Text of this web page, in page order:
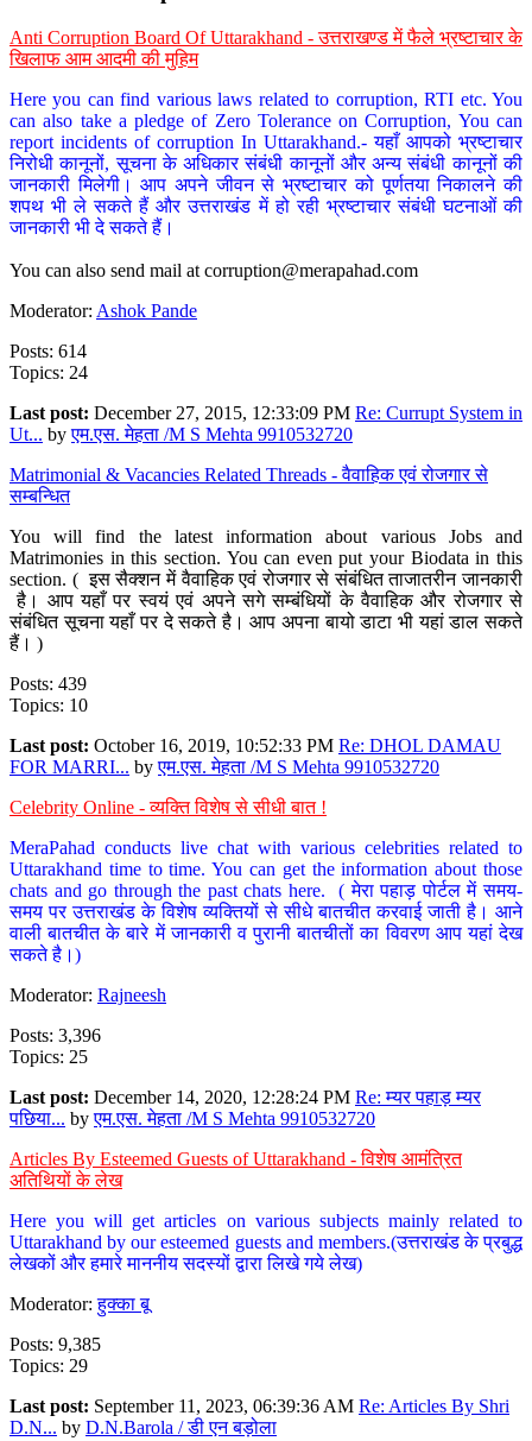
Anti Corruption Board Of Uttarakhand - उत्तराखण्ड में फैले भ्रष्टाचार के
खिलाफ आम आदमी की मुहिम
Here you can find various laws related to corruption, RTI etc. You
can also take a pledge of Zero Tolerance on Corruption, You can
report incidents of corruption In Uttarakhand.- यहाँ आपको भ्रष्टाचार
निरोधी कानूनों, सूचना के अधिकार संबंधी कानूनों और अन्य संबंधी कानूनों की
जानकारी मिलेगी। आप अपने जीवन से भ्रष्टाचार को पूर्णतया निकालने की
शपथ भी ले सकते हैं और उत्तराखंड में हो रही भ्रष्टाचार संबंधी घटनाओं की
जानकारी भी दे सकते हैं।
You can also send mail at corruption@merapahad.com
Moderator: Ashok Pande
Posts: 614
Topics: 24
Last post: December 27, 2015, 12:33:09 PM Re: Currupt System in
Ut... byएम.एस. मेहता /M S Mehta 9910532720
Matrimonial & Vacancies Related Threads - वैवाहिक एवं रोजगार से
सम्बन्धित
You will find the latest information about various Jobs and
Matrimonies in this section. You can even put your Biodata in this
section. ( इस सैक्शन में वैवाहिक एवं रोजगार से संबंधित ताजातरीन जानकारी
है। आप यहाँ पर स्वयं एवं अपने सगे सम्बंधियों के वैवाहिक और रोजगार से
संबंधित सूचना यहाँ पर दे सकते है। आप अपना बायो डाटा भी यहां डाल सकते
हैं। )
Posts: 439
Topics: 10
Last post: October 16, 2019, 10:52:33 PM Re: DHOL DAMAU
FOR MARRI... byएम.एस. मेहता /M S Mehta 9910532720
Celebrity Online - व्यक्ति विशेष से सीधी बात !
MeraPahad conducts live chat with various celebrities related to
Uttarakhand time to time. You can get the information about those
chats and go through the past chats here. ( मेरा पहाड़ पोर्टल में समय-
समय पर उत्तराखंड के विशेष व्यक्तियों से सीधे बातचीत करवाई जाती है। आने
वाली बातचीत के बारे में जानकारी व पुरानी बातचीतों का विवरण आप यहां देख
सकते है।)
Moderator: Rajneesh
Posts: 3,396
Topics: 25
Last post: December 14, 2020, 12:28:24 PM Re: म्यर पहाड़ म्यर
पछिया... byएम.एस. मेहता /M S Mehta 9910532720
Articles By Esteemed Guests of Uttarakhand - विशेष आमंत्रित
अतिथियों के लेख
Here you will get articles on various subjects mainly related to
Uttarakhand by our esteemed guests and members.(उत्तराखंड के प्रबुद्ध
लेखकों और हमारे माननीय सदस्यों द्वारा लिखे गये लेख)
Moderator:हुक्का बू
Posts: 9,385
Topics: 29
Last post: September 11, 2023, 06:39:36 AM Re: Articles By Shri
D.N... by D.N.Barola / डी एन बड़ोला